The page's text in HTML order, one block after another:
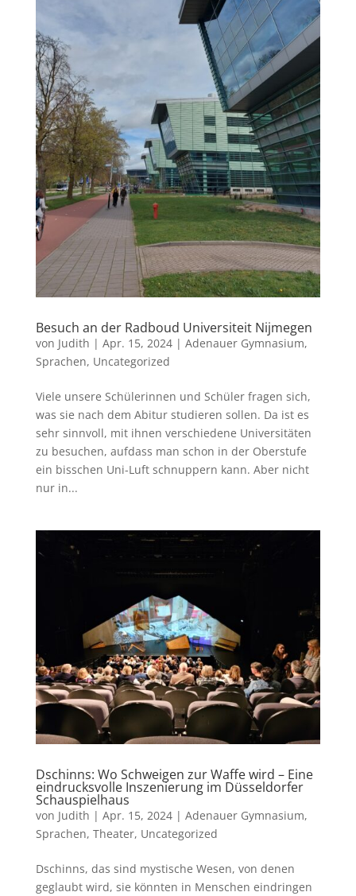
Besuch an der Radboud Universiteit Nijmegen
von Judith | Apr. 15, 2024| Adenauer Gymnasium,
Sprachen, Uncategorized
Viele unsere Schülerinnen und Schüler fragen sich,
was sie nach dem Abitur studieren sollen. Da ist es
sehr sinnvoll, mit ihnen verschiedene Universitäten
zu besuchen, aufdass man schon in der Oberstufe
ein bisschen Uni-Luft schnuppern kann. Aber nicht
nur in...
Dschinns: Wo Schweigen zur Waffe wird – Eine
eindrucksvolle Inszenierung im Düsseldorfer
Schauspielhaus
von Judith | Apr. 15, 2024| Adenauer Gymnasium,
Sprachen, Theater, Uncategorized
Dschinns, das sind mystische Wesen, von denen
geglaubt wird, sie könnten in Menschen eindringen